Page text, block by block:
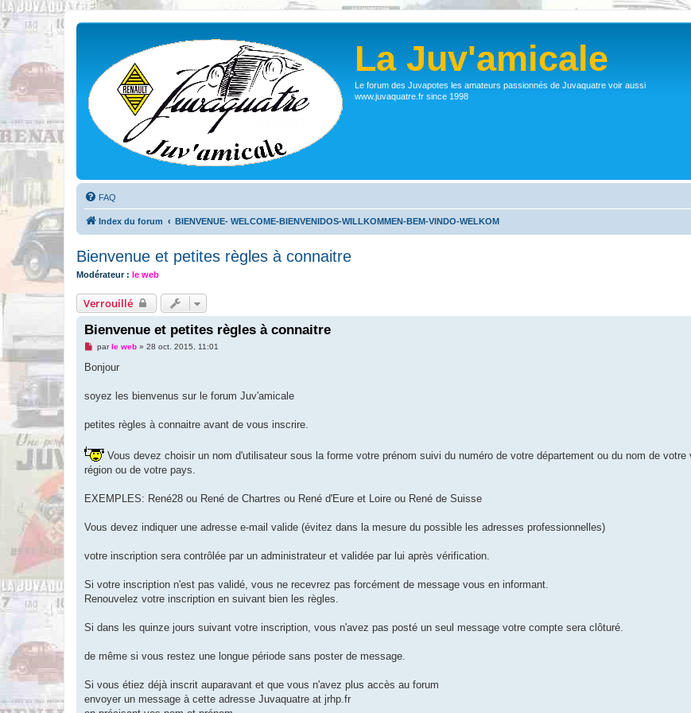
La Juv'amicale
Le forum des Juvapotes les amateurs passionnés de Juvaquatre voir aussi
www.juvaquatre.fr since 1998
FAQ
Index du forum BIENVENUE- WELCOME-BIENVENIDOS-WILLKOMMEN-BEM-VINDO-WELKOM
Bienvenue et petites règles à connaitre
Modérateur : le web
Verrouillé
Bienvenue et petites règles à connaitre
M
s
g
e
o
u
parle web» 28 oct. 2015, 11:01
Bonjour
soyez les bienvenus sur le forum Juv'amicale
petites règles à connaitre avant de vous inscrire.
Vous devez choisir un nom d'utilisateur sous la forme votre prénom suivi du numéro de votre département ou du nom de
région ou de votre pays.
EXEMPLES: René28 ou René de Chartres ou René d'Eure et Loire ou René de Suisse
Vous devez indiquer une adresse e-mail valide (évitez dans la mesure du possible les adresses professionnelles)
votre inscription sera contrôlée par un administrateur et validée par lui après vérification.
Si votre inscription n'est pas validé, vous ne recevrez pas forcément de message vous en informant.
Renouvelez votre inscription en suivant bien les règles.
Si dans les quinze jours suivant votre inscription, vous n'avez pas posté un seul message votre compte sera clôturé.
de même si vous restez une longue période sans poster de message.
Si vous étiez déjà inscrit auparavant et que vous n'avez plus accès au forum
envoyer un message à cette adresse Juvaquatre at jrhp.fr